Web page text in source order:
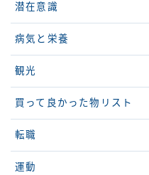
潜在意識
病気と栄養
観光
買って良かった物リスト
転職
運動